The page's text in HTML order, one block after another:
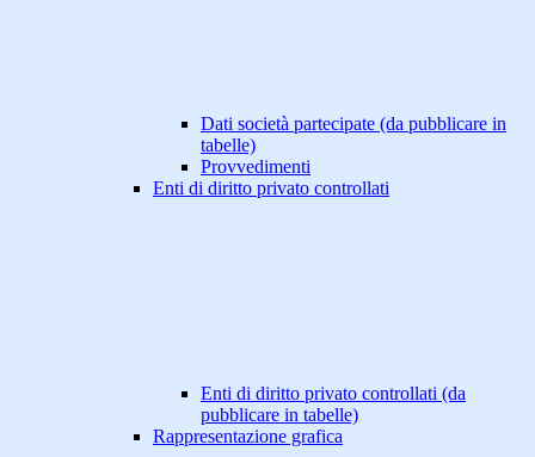
Dati società partecipate (da pubblicare in
tabelle)
Provvedimenti
Enti di diritto privato controllati
Enti di diritto privato controllati (da
pubblicare in tabelle)
Rappresentazione grafica